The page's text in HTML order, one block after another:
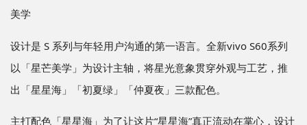
美学
设计是 S 系列与年轻用户沟通的第一语言。全新vivo S60系列
以「星芒美学」为设计主轴，将星光意象贯穿外观与工艺，推
出「星星海」「初夏绿」「仲夏夜」三款配色。
主打配色「星星海」为了让这片“星星海”真正流动在掌心，设计